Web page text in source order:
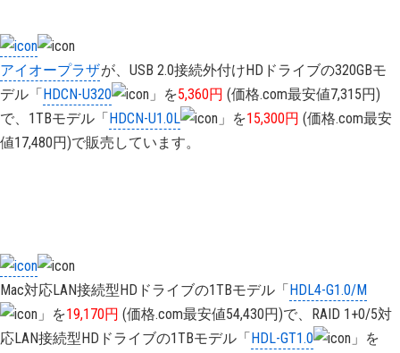
アイオープラザが、USB 2.0接続外付けHDドライブの320GBモ
デル「HDCN-U320 」を5,360円 (価格.com最安値7,315円)
で、1TBモデル「HDCN-U1.0L 」を15,300円 (価格.com最安
値17,480円)で販売しています。
Mac対応LAN接続型HDドライブの1TBモデル「HDL4-G1.0/M
」を19,170円 (価格.com最安値54,430円)で、RAID 1+0/5対
応LAN接続型HDドライブの1TBモデル「HDL-GT1.0
」を